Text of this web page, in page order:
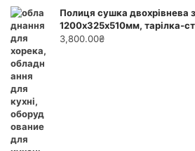
Полиця сушка двохрівнева
1200х325х510мм, тарілка-
3,800.00₴